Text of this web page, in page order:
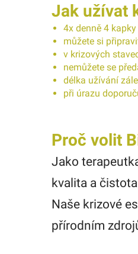
Jak užívat
4x denně 4
můžete si
v krizových
nemůžete se
délka užívání
při úrazu
Proč volit
Jako
kvalita a
Naše krizové
přírodním